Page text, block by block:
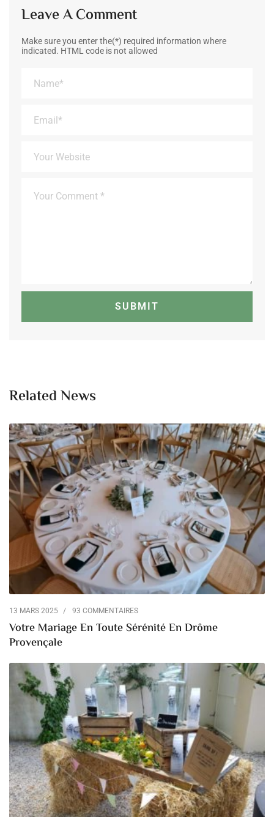
Leave A Comment
Make sure you enter the(*) required information where
indicated. HTML code is not allowed
Related News
13 MARS 2025 93 COMMENTAIRES
Votre Mariage En Toute Sérénité En Drôme
Provençale